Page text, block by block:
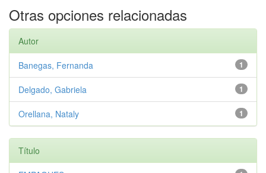
Otras opciones relacionadas
Autor
1
Banegas, Fernanda
1
Delgado, Gabriela
1
Orellana, Nataly
Título